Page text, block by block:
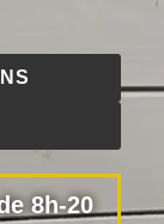
8h-20